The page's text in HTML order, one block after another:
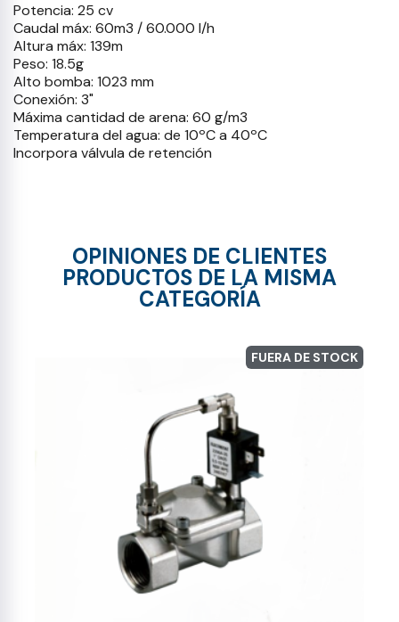
Potencia: 25 cv
Caudal máx: 60m3 / 60.000 l/h
Altura máx: 139m
Peso: 18.5g
Alto bomba: 1023 mm
Conexión: 3"
Máxima cantidad de arena: 60 g/m3
Temperatura del agua: de 10ºC a 40ºC
Incorpora válvula de retención
OPINIONES DE CLIENTES
PRODUCTOS DE LA MISMA
CATEGORÍA
FUERA DE STOCK